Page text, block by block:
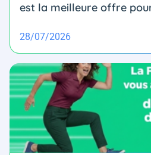
est la meilleure offre
28/07/2026